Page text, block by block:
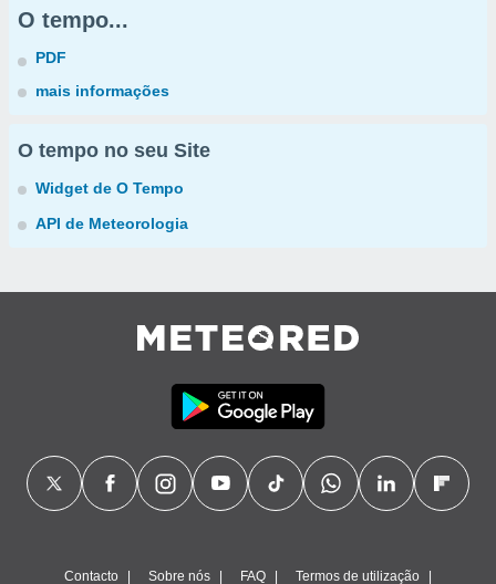
O tempo...
PDF
mais informações
O tempo no seu Site
Widget de O Tempo
API de Meteorologia
Contacto Sobre nós FAQ Termos de utilização